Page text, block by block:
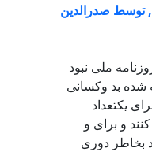
,توسط صدرالدین
ملی نبود
شده بد وکسانی
یکتعداد
و برای و
بخاطر دوری